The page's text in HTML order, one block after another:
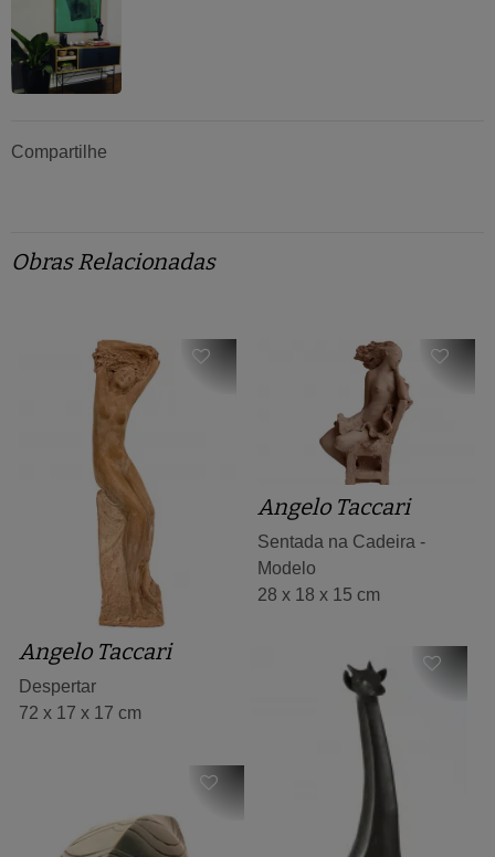
Compartilhe
Obras Relacionadas
Angelo Taccari
Despertar
72 x 17 x 17 cm
Angelo Taccari
Sentada na Cadeira -
Modelo
28 x 18 x 15 cm